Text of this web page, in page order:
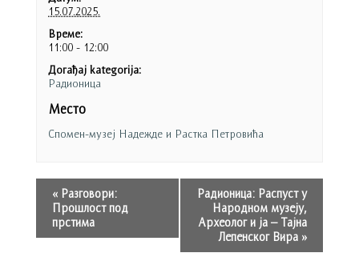
15.07.2025.
Време:
11:00 - 12:00
Догађај kategorija:
Радионица
Место
Спомен-музеј Надежде и Растка Петровића
«Разговори:
Прошлост под
прстима
Радионица: Распуст у
Народном музеју,
Археолог и ја – Тајна
Лепенског Вира »